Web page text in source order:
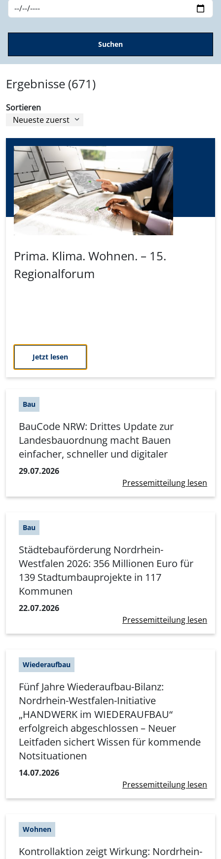
Ergebnisse (671)
Sortieren
Neueste zuerst
Prima. Klima. Wohnen. – 15.
Regionalforum
Jetzt lesen
Bau
BauCode NRW: Drittes Update zur
Landesbauordnung macht Bauen
einfacher, schneller und digitaler
29.07.2026
Pressemitteilung lesen
Bau
Städtebauförderung Nordrhein-
Westfalen 2026: 356 Millionen Euro für
139 Stadtumbauprojekte in 117
Kommunen
22.07.2026
Pressemitteilung lesen
Wiederaufbau
Fünf Jahre Wiederaufbau-Bilanz:
Nordrhein-Westfalen-Initiative
„HANDWERK im WIEDERAUFBAU“
erfolgreich abgeschlossen – Neuer
Leitfaden sichert Wissen für kommende
Notsituationen
14.07.2026
Pressemitteilung lesen
Wohnen
Kontrollaktion zeigt Wirkung: Nordrhein-